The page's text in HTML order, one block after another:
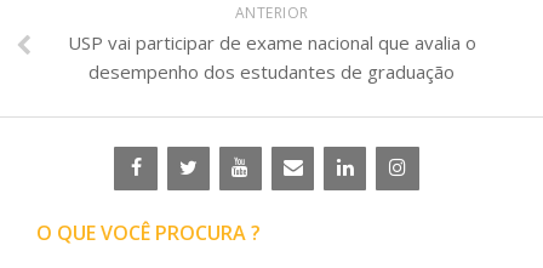
ANTERIOR
USP vai participar de exame nacional que avalia o
desempenho dos estudantes de graduação
O QUE VOCÊ PROCURA ?